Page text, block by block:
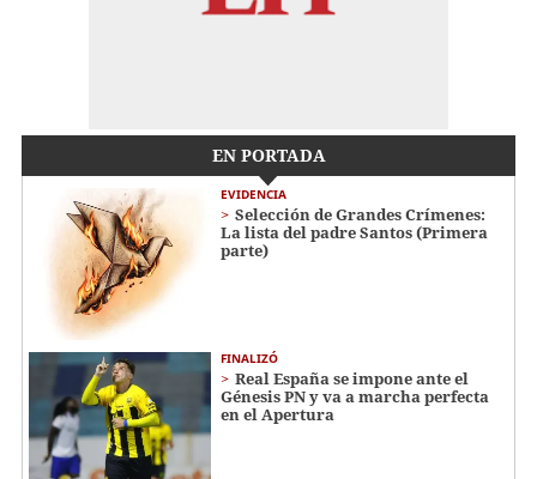
EN PORTADA
EVIDENCIA
Selección de Grandes Crímenes:
La lista del padre Santos (Primera
parte)
FINALIZÓ
Real España se impone ante el
Génesis PN y va a marcha perfecta
en el Apertura